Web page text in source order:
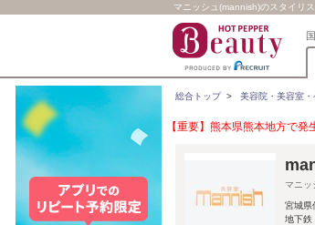
マニッシュ(mannish)のスタイリス
総合トップ> 美容院・美容室
【重要】熊本県熊本地方で
マニッ
宮城県
地下鉄